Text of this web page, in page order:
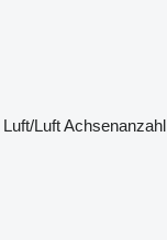
Luft/LuftAchsenanzahl